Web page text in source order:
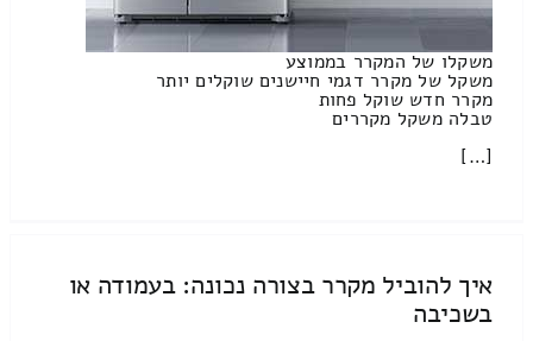
משקלו של המקרר בממוצע
משקל של מקרר דגמי חיישנים שוקלים יותר
מקרר חדש שוקל פחות
טבלה משקל מקררים
[…]
איך להוביל מקרר בצורה נכונה: בעמודה או
בשכיבה